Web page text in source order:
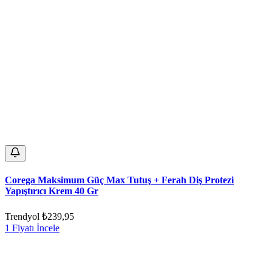
Corega Maksimum Güç Max Tutuş + Ferah Diş Protezi
Yapıştırıcı Krem 40 Gr
Trendyol ₺239,95
1 Fiyatı İncele